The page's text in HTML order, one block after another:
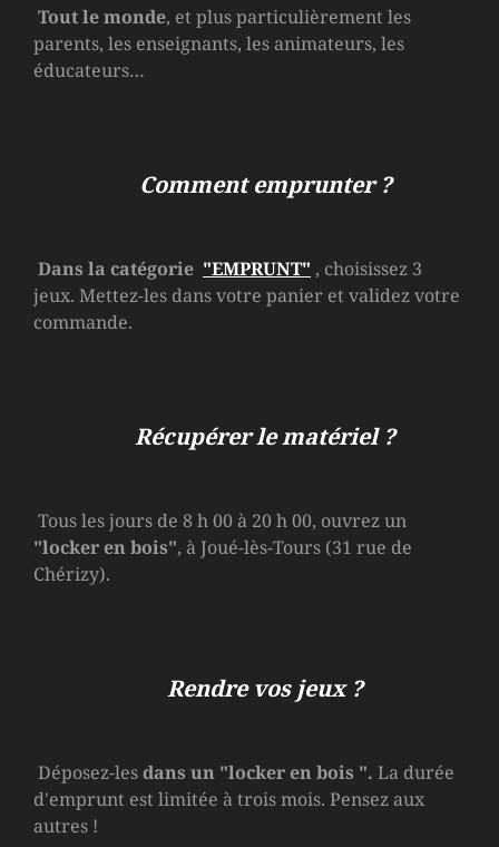
Tout le monde, et plus particulièrement les
parents, les enseignants, les animateurs, les
éducateurs…
Comment emprunter ?
Dans la catégorie "EMPRUNT" , choisissez 3
jeux. Mettez-les dans votre panier et validez votre
commande.
Récupérer le matériel ?
Tous les jours de 8 h 00 à 20 h 00, ouvrez un
"locker en bois", à Joué-lès-Tours (31 rue de
Chérizy).
Rendre vos jeux ?
Déposez-lesdans un "locker en bois ". La durée
d'emprunt est limitée à trois mois. Pensez aux
autres !